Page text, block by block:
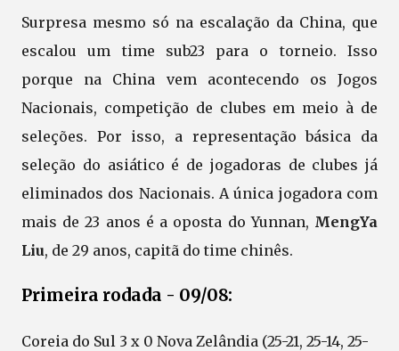
Surpresa mesmo só na escalação da China, que
escalou um time sub23 para o torneio. Isso
porque na China vem acontecendo os Jogos
Nacionais, competição de clubes em meio à de
seleções. Por isso, a representação básica da
seleção do asiático é de jogadoras de clubes já
eliminados dos Nacionais. A única jogadora com
mais de 23 anos é a oposta do Yunnan, MengYa
Liu, de 29 anos, capitã do time chinês.
Primeira rodada - 09/08:
Coreia do Sul 3 x 0 Nova Zelândia (25-21, 25-14, 25-